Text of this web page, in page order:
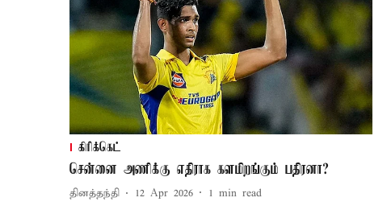
கிரிக்கெட்
சென்னை அணிக்கு எதிராக களமிறங்கும் பதிரனா?
தினத்தந்தி 12 Apr 2026 1 min read